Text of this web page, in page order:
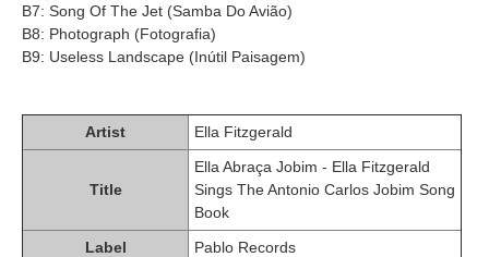
B7: Song Of The Jet (Samba Do Avião)
B8: Photograph (Fotografia)
B9: Useless Landscape (Inútil Paisagem)
Artist Ella Fitzgerald
Title
Ella Abraça Jobim - Ella Fitzgerald
Sings The Antonio Carlos Jobim Song
Book
Label
Pablo Records